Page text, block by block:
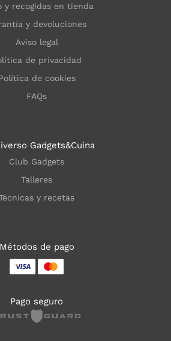
y recogidas en tienda
y devoluciones
Aviso legal
de privacidad
de cookies
FAQs
Gadgets&Cuina
Club Gadgets
Talleres
y recetas
Métodos de pago
Pago seguro